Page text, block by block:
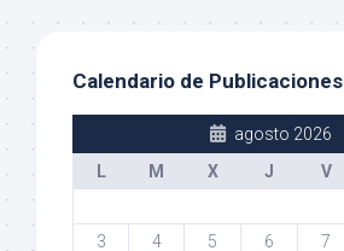
Calendario de Publicaciones
agosto 2026
L
M X J V
3
4 5 6 7